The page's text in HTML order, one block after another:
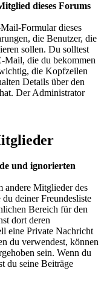
dieses Forums
Formular dieses
die Benutzer, die
sollen. Du solltest
Mail, die du bekommen
die Kopfzeilen
Details über den
Der Administrator
und ignorierten
andere Mitglieder des
deiner Freundesliste
Bereich für den
dort deren
eine Private Nachricht
du verwendest, können
sein. Wenn du
du seine Beiträge